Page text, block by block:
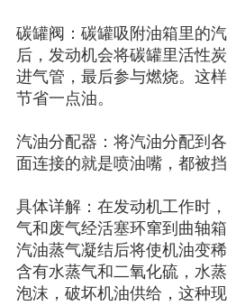
碳罐阀：碳罐吸附油箱里的
后，发动机会将碳罐里活性
进气管，最后参与燃烧。这
节省一点油。
汽油分配器：将汽油分配到
面连接的就是喷油嘴，都被挡
具体详解：在发动机工作时
气和废气经活塞环窜到曲轴
汽油蒸气凝结后将使机油变
含有水蒸气和二氧化硫，水
泡沫，破坏机油供给，这种